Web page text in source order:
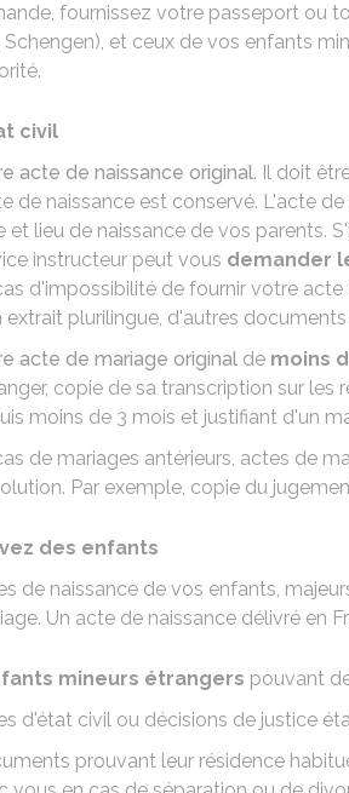
fournissez votre passeport ou
Schengen), et ceux de vos enfants
civil
acte de naissance original. Il doit
de naissance est conservé. L'acte
et lieu de naissance de vos parents.
instructeur peut vous demander
d'impossibilité de fournir votre
extrait plurilingue, d'autres
acte de mariage original de moins
copie de sa transcription sur les
moins de 3 mois et justifiant d'un
de mariages antérieurs, actes de
Par exemple, copie du
des enfants
de naissance de vos enfants,
Un acte de naissance délivré en
mineurs étrangers pouvant
d'état civil ou décisions de justice
prouvant leur résidence